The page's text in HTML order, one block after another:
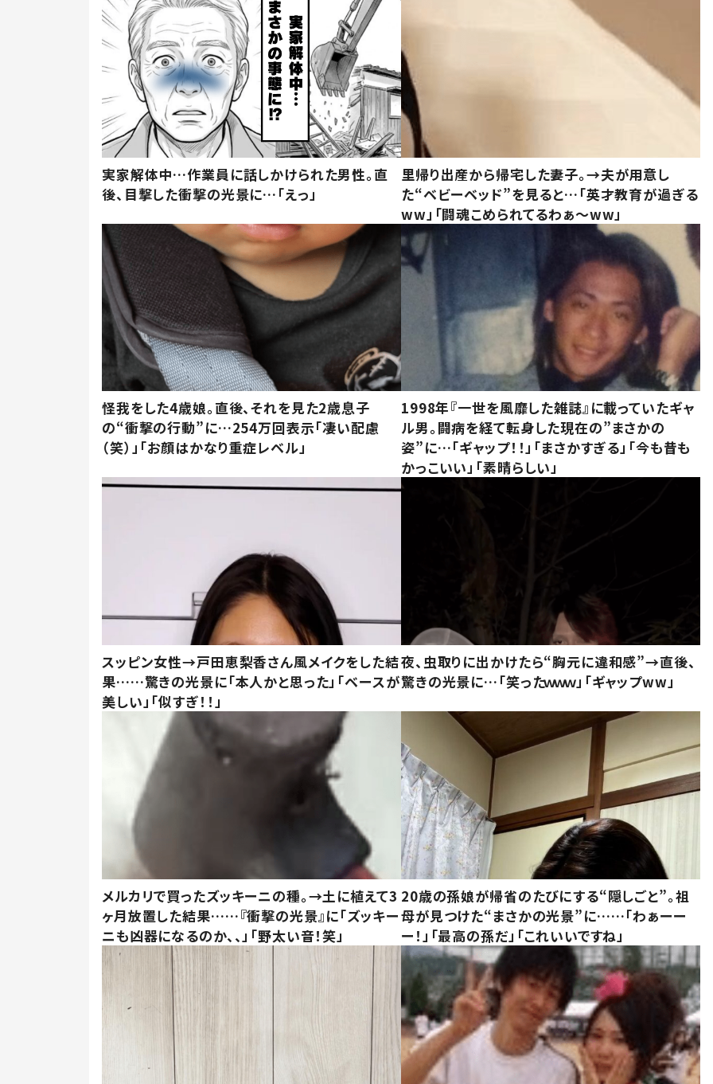
実家解体中…作業員に話しかけられた男性。直
後、目撃した衝撃の光景に…「えっ」
里帰り出産から帰宅した妻子。→夫が用意し
た“ベビーベッド”を見ると…「英才教育が過ぎる
ww」「闘魂こめられてるわぁ～ww」
怪我をした4歳娘。直後、それを見た2歳息子
の“衝撃の行動”に…254万回表示「凄い配慮
（笑）」「お顔はかなり重症レベル」
1998年『一世を風靡した雑誌』に載っていたギャ
ル男。闘病を経て転身した現在の”まさかの
姿”に…「ギャップ！！」「まさかすぎる」「今も昔も
かっこいい」「素晴らしい」
スッピン女性→戸田恵梨香さん風メイクをした結
果……驚きの光景に「本人かと思った」「ベースが
美しい」「似すぎ！！」
夜、虫取りに出かけたら“胸元に違和感”→直後、
驚きの光景に…「笑ったｗｗｗ」「ギャップww」
メルカリで買ったズッキーニの種。→土に植えて3
ヶ月放置した結果……『衝撃の光景』に「ズッキー
ニも凶器になるのか、、」「野太い音！笑」
20歳の孫娘が帰省のたびにする“隠しごと”。祖
母が見つけた“まさかの光景”に……「わぁーー
ー！」「最高の孫だ」「これいいですね」